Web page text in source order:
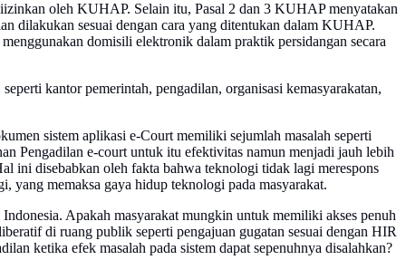
oleh KUHAP. Selain itu, Pasal 2 dan 3 KUHAP menyatakan
dilakukan sesuai dengan cara yang ditentukan dalam KUHAP.
domisili elektronik dalam praktik persidangan secara
kantor pemerintah, pengadilan, organisasi kemasyarakatan,
sistem aplikasi e-Court memiliki sejumlah masalah seperti
Pengadilan e-court untuk itu efektivitas namun menjadi jauh lebih
ini disebabkan oleh fakta bahwa teknologi tidak lagi merespons
yang memaksa gaya hidup teknologi pada masyarakat.
Apakah masyarakat mungkin untuk memiliki akses penuh
di ruang publik seperti pengajuan gugatan sesuai dengan HIR
ketika efek masalah pada sistem dapat sepenuhnya disalahkan?